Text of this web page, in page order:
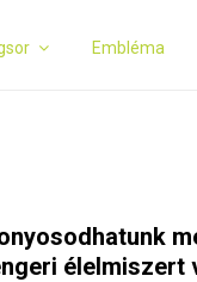
Embléma
élelmiszert